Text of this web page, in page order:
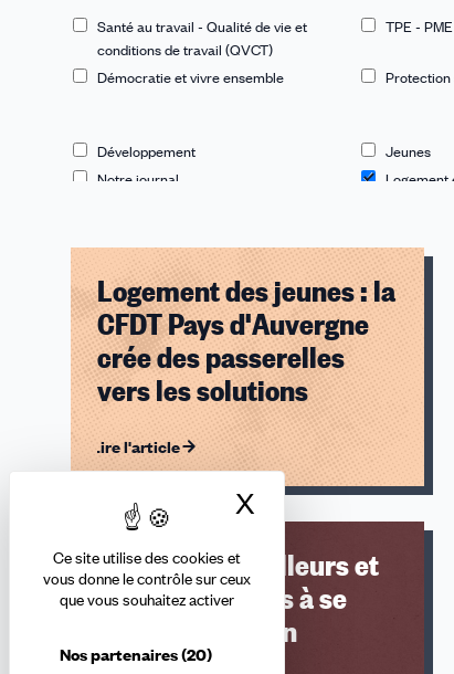
Ce site utilise des cookies et
vous donne le contrôle sur ceux
que vous souhaitez activer
Nos partenaires(20)
X Masquer le
Santé au travail - Qualité de vie et
conditions de travail (QVCT)
TPE - PME
Démocratie et vivre ensemble Protection
Développement
Jeunes
Notre journal
Logement
Logement des jeunes : la
CFDT Pays d'Auvergne
crée des passerelles
vers les solutions
Lire l'article
Aider les travailleurs et
les travailleuses à se
loger, une action
syndicale CFDT